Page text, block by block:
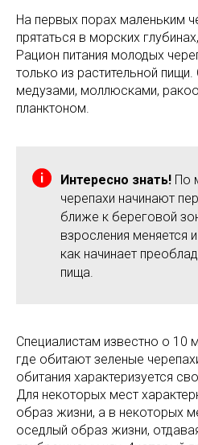
На первых порах маленьким
прятаться в морских
Рацион питания молодых
только из растительной
медузами, моллюсками,
планктоном.
Интересно знать! По
черепахи начинают
ближе к береговой
взросления меняется
как начинает
пища.
Специалистам известно о 10
где обитают зеленые
обитания характеризуется
Для некоторых мест
образ жизни, а в некоторых
оседлый образ жизни,